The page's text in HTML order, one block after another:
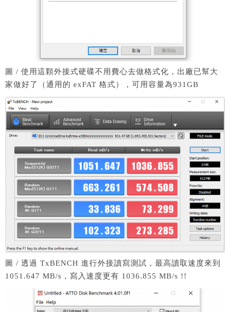
圖 / 使用這顆外接式硬碟不用費心去做格式化，出廠已幫大
家做好了（通用的 exFAT 格式），可用容量為931GB
圖 / 透過 TxBENCH 進行外接讀寫測試，最高讀取速度來到
1051.647 MB/s，寫入速度更有 1036.855 MB/s !!